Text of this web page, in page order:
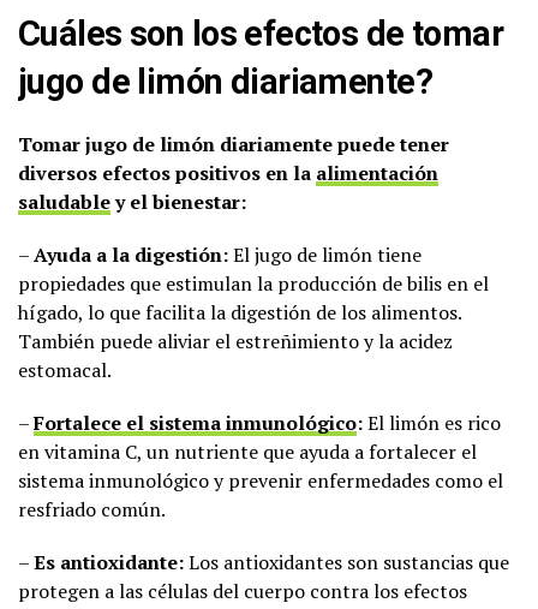
Cuáles son los efectos de tomar
jugo de limón diariamente?
Tomar jugo de limón diariamente puede tener
diversos efectos positivos en la alimentación
saludabley el bienestar:
–Ayuda a la digestión:El jugo de limón tiene
propiedades que estimulan la producción de bilis en el
hígado, lo que facilita la digestión de los alimentos.
También puede aliviar el estreñimiento y la acidez
estomacal.
–Fortalece el sistema inmunológico:El limón es rico
en vitamina C, un nutriente que ayuda a fortalecer el
sistema inmunológico y prevenir enfermedades como el
resfriado común.
–Es antioxidante:Los antioxidantes son sustancias que
protegen a las células del cuerpo contra los efectos